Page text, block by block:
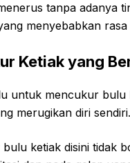
tanpa adanya
menyebabkan
Ketiak yang
untuk mencukur
merugikan diri sendiri.
ketiak disini tidak